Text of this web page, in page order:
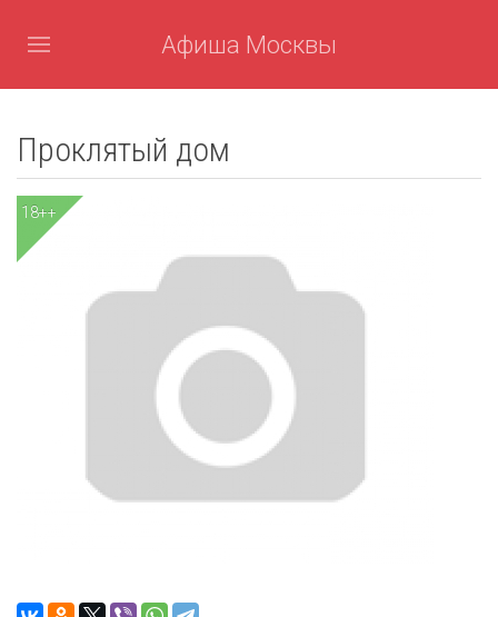
Афиша Москвы
Проклятый дом
18++